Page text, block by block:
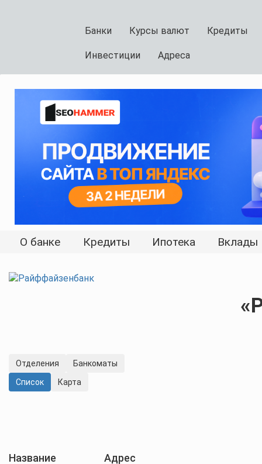
Банки Курсы валют Кредиты
Инвестиции Адреса
О банке Кредиты Ипотека Вклады
Отделения
Банкоматы
Cписок
Карта
Название Адрес